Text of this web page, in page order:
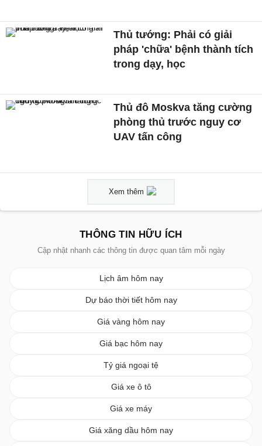
Thủ tướng: Phải có giải
pháp 'chữa' bệnh thành tích
trong dạy, học
Thủ đô Moskva tăng cường
phòng thủ trước nguy cơ
UAV tấn công
Xem thêm
THÔNG TIN HỮU ÍCH
Cập nhật nhanh các thông tin được quan tâm mỗi ngày
Lịch âm hôm nay
Dự báo thời tiết hôm nay
Giá vàng hôm nay
Giá bạc hôm nay
Tỷ giá ngoại tệ
Giá xe ô tô
Giá xe máy
Giá xăng dầu hôm nay